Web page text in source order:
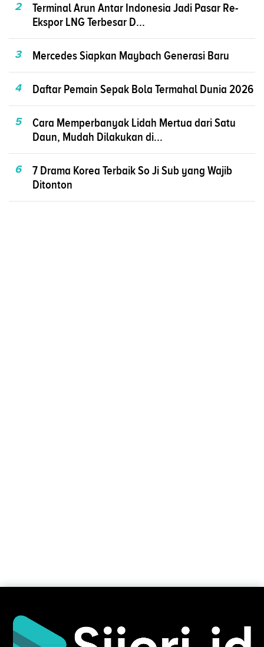
2
Terminal Arun Antar Indonesia Jadi Pasar Re-
Ekspor LNG Terbesar D...
3 Mercedes Siapkan Maybach Generasi Baru
4 Daftar Pemain Sepak Bola Termahal Dunia 2026
5
Cara Memperbanyak Lidah Mertua dari Satu
Daun, Mudah Dilakukan di...
6
7 Drama Korea Terbaik So Ji Sub yang Wajib
Ditonton